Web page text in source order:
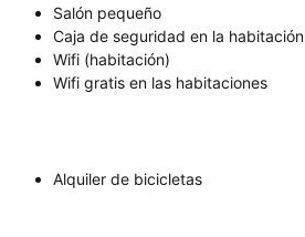
Salón pequeño
Caja de seguridad en la habitación
Wifi (habitación)
Wifi gratis en las habitaciones
Alquiler de bicicletas